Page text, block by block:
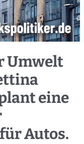
Umwelt
eine
Autos.